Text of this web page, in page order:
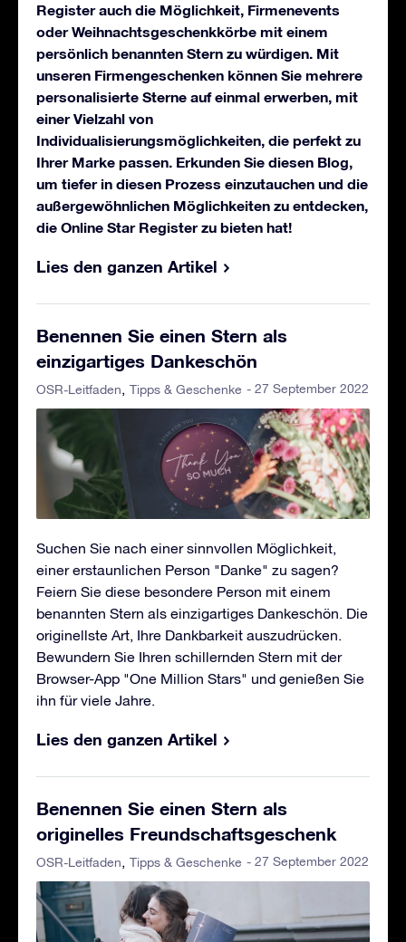
Register auch die Möglichkeit, Firmenevents
oder Weihnachtsgeschenkkörbe mit einem
persönlich benannten Stern zu würdigen. Mit
unseren Firmengeschenken können Sie mehrere
personalisierte Sterne auf einmal erwerben, mit
einer Vielzahl von
Individualisierungsmöglichkeiten, die perfekt zu
Ihrer Marke passen. Erkunden Sie diesen Blog,
um tiefer in diesen Prozess einzutauchen und die
außergewöhnlichen Möglichkeiten zu entdecken,
die Online Star Register zu bieten hat!
Lies den ganzen Artikel
Benennen Sie einen Stern als
einzigartiges Dankeschön
OSR-Leitfaden Tipps & Geschenke - 27 September 2022
Suchen Sie nach einer sinnvollen Möglichkeit,
einer erstaunlichen Person "Danke" zu sagen?
Feiern Sie diese besondere Person mit einem
benannten Stern als einzigartiges Dankeschön. Die
originellste Art, Ihre Dankbarkeit auszudrücken.
Bewundern Sie Ihren schillernden Stern mit der
Browser-App "One Million Stars" und genießen Sie
ihn für viele Jahre.
Lies den ganzen Artikel
Benennen Sie einen Stern als
originelles Freundschaftsgeschenk
OSR-Leitfaden Tipps & Geschenke - 27 September 2022